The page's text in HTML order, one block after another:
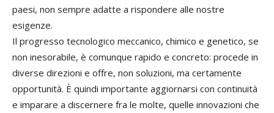
paesi, non sempre adatte a rispondere alle nostre
esigenze.
Il progresso tecnologico meccanico, chimico e genetico, se
non inesorabile, è comunque rapido e concreto: procede in
diverse direzioni e offre, non soluzioni, ma certamente
opportunità. È quindi importante aggiornarsi con continuità
e imparare a discernere fra le molte, quelle innovazioni che